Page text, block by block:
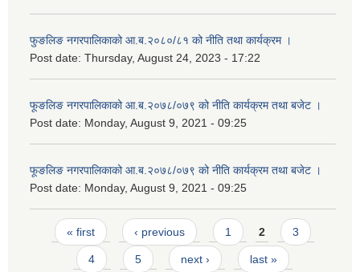
फुङलिङ नगरपालिकाको आ.ब.२०८०/८१ को नीति तथा कार्यक्रम ।
Post date: Thursday, August 24, 2023 - 17:22
फूङलिङ नगरपालिकाको आ.ब.२०७८/०७९ को नीति कार्यक्रम तथा बजेट ।
Post date: Monday, August 9, 2021 - 09:25
फूङलिङ नगरपालिकाको आ.ब.२०७८/०७९ को नीति कार्यक्रम तथा बजेट ।
Post date: Monday, August 9, 2021 - 09:25
Pages
« first ‹ previous 1 2 3
4 5 next › last »